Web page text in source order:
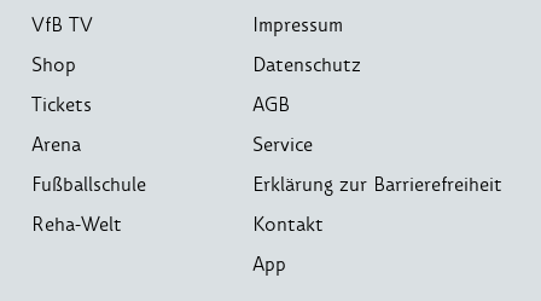
VfB TV
Shop
Tickets
Arena
Fußballschule
Reha-Welt
Impressum
Datenschutz
AGB
Service
Erklärung zur Barrierefreiheit
Kontakt
App